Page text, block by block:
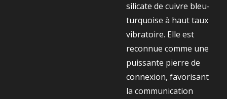
silicate de cuivre bleu-
turquoise à haut taux
vibratoire. Elle est
reconnue comme une
puissante pierre de
connexion, favorisant
la communication